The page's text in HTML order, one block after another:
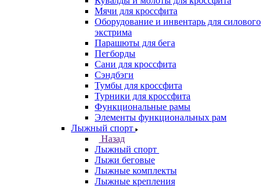
Мячи для кроссфита
Оборудование и инвентарь для силового
экстрима
Парашюты для бега
Пегборды
Сани для кроссфита
Сэндбэги
Тумбы для кроссфита
Турники для кроссфита
Функциональные рамы
Элементы функциональных рам
Лыжный спорт
Назад
Лыжный спорт
Лыжи беговые
Лыжные комплекты
Лыжные крепления